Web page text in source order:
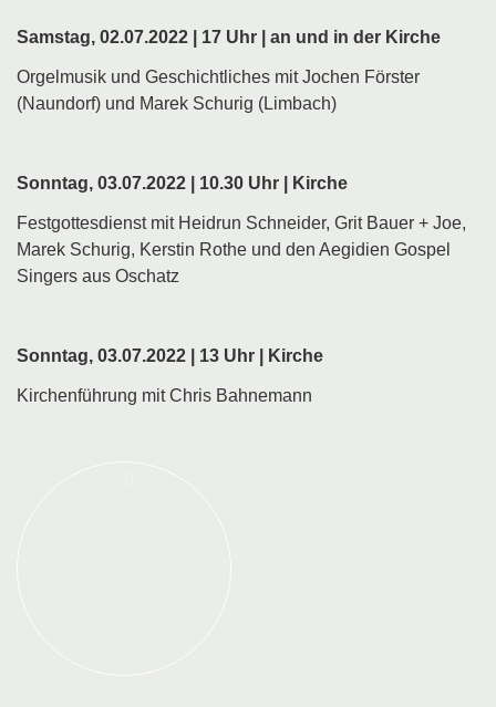
Samstag, 02.07.2022 | 17 Uhr | an und in der Kirche
Orgelmusik und Geschichtliches mit Jochen Förster
(Naundorf) und Marek Schurig (Limbach)
Sonntag, 03.07.2022 | 10.30 Uhr | Kirche
Festgottesdienst mit Heidrun Schneider, Grit Bauer + Joe,
Marek Schurig, Kerstin Rothe und den Aegidien Gospel
Singers aus Oschatz
Sonntag, 03.07.2022 | 13 Uhr | Kirche
Kirchenführung mit Chris Bahnemann